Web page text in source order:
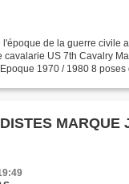
l'époque de la guerre civile
cavalarie US 7th Cavalry
1970 / 1980 8
MARQUE